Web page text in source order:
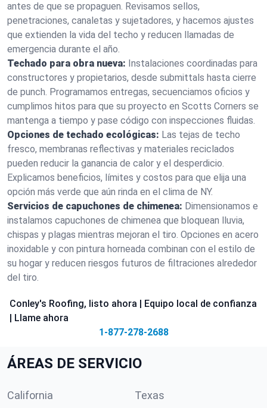
antes de que se propaguen. Revisamos sellos,
penetraciones, canaletas y sujetadores, y hacemos ajustes
que extienden la vida del techo y reducen llamadas de
emergencia durante el año.
Techado para obra nueva: Instalaciones coordinadas para
constructores y propietarios, desde submittals hasta cierre
de punch. Programamos entregas, secuenciamos oficios y
cumplimos hitos para que su proyecto en Scotts Corners se
mantenga a tiempo y pase código con inspecciones fluidas.
Opciones de techado ecológicas: Las tejas de techo
fresco, membranas reflectivas y materiales reciclados
pueden reducir la ganancia de calor y el desperdicio.
Explicamos beneficios, límites y costos para que elija una
opción más verde que aún rinda en el clima de NY.
Servicios de capuchones de chimenea: Dimensionamos e
instalamos capuchones de chimenea que bloquean lluvia,
chispas y plagas mientras mejoran el tiro. Opciones en acero
inoxidable y con pintura horneada combinan con el estilo de
su hogar y reducen riesgos futuros de filtraciones alrededor
del tiro.
Conley's Roofing, listo ahora | Equipo local de confianza
| Llame ahora
1-877-278-2688
ÁREAS DE SERVICIO
California Texas